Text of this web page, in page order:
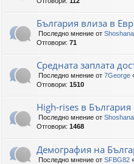
България влиза в
Последно мнение от Shoshana
Отговори: 71
Средната заплата
Последно мнение от 7George
Отговори: 1510
High-rises в България
Последно мнение от Shoshana
Отговори: 1468
Демография на
Последно мнение от SFBG82